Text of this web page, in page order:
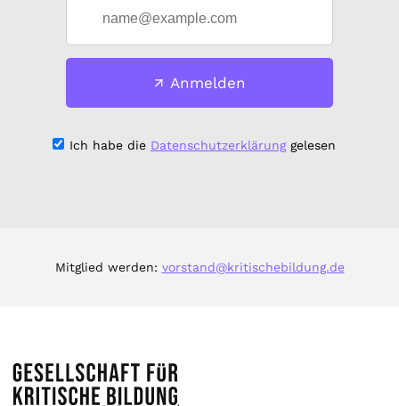
Anmelden
Ich habe die Datenschutzerklärunggelesen
Mitglied werden: vorstand@kritischebildung.de